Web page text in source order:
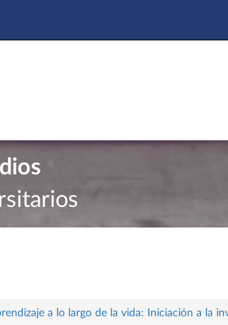
a lo largo de la vida: Iniciación a la